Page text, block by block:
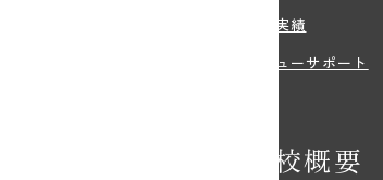
就職実績
デビューサポート
学校概要